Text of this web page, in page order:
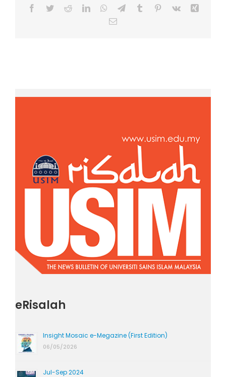
Facebook
TwitterRedditLinkedInWhatsApp
TelegramTumblr Pinterest
Vk
Email
eRisalah
Insight Mosaic e-Megazine (First Edition)
06/05/2026
Jul-Sep 2024